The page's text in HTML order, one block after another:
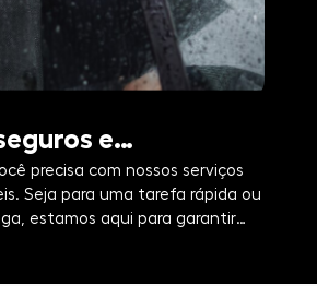
e
precisa com nossos serviços
Seja para uma tarefa rápida ou
estamos aqui para garantir